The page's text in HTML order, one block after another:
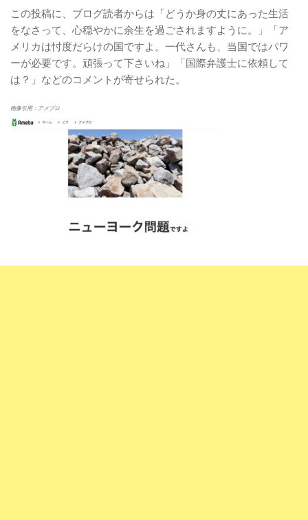
この投稿に、ブログ読者からは「どうか身の丈にあった生活
をなさって、心穏やかに余生を過ごされますように。」「ア
メリカは忖度だらけの国ですよ。一代さんも、当国ではパワ
ーが必要です。頑張って下さいね」「国際弁護士に依頼して
は？」などのコメントが寄せられた。
画像引用：アメブロ